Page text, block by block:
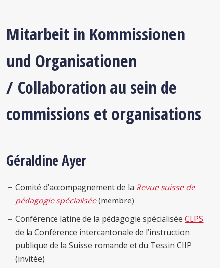
Mitarbeit in Kommissionen
und Organisationen
/ Collaboration au sein de
commissions et organisations
Géraldine Ayer
Comité d’accompagnement de la Revue suisse de
pédagogie spécialisée(membre)
Conférence latine de la pédagogie spécialiséeCLPS
de la Conférence intercantonale de l’instruction
publique de la Suisse romande et du Tessin CIIP
(invitée)